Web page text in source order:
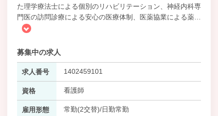
た理学療法士による個別のリハビリテーション、神経内科専
門医の訪問診療による安心の医療体制、医薬協業による薬
募集中の求人
求人番号 1402459101
資格 看護師
雇用形態 常勤(2交替)/日勤常勤